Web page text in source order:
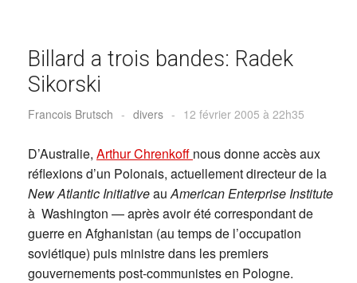
Billard a trois bandes: Radek
Sikorski
Francois Brutsch - divers - 12 février 2005 à 22h35
D’Australie, Arthur Chrenkoff nous donne accès aux
réflexions d’un Polonais, actuellement directeur de la
New Atlantic Initiativeau American Enterprise Institute
à Washington — après avoir été correspondant de
guerre en Afghanistan (au temps de l’occupation
soviétique) puis ministre dans les premiers
gouvernements post-communistes en Pologne.